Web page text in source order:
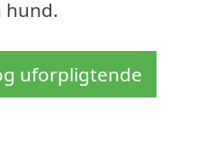
hund.
uforpligtende